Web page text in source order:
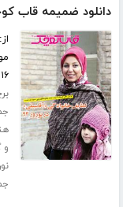
دانلود ضمیمه قاب
از:
۱۶ صفحه
و